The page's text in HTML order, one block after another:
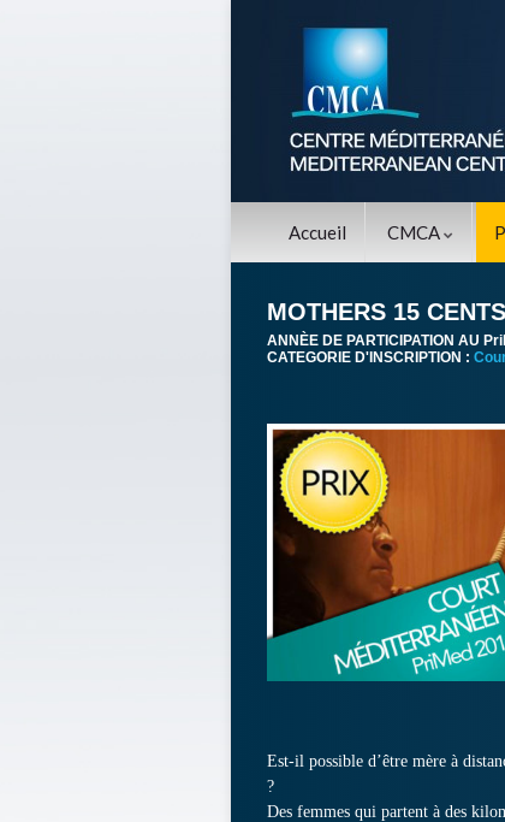
Accueil CMCA
MOTHERS 15
ANNÈE DE PARTICIPATION AU
CATEGORIE D'INSCRIPTION :
Est-il possible d’être mère à
?
Des femmes qui partent à des